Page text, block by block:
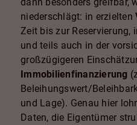
niederschlägt: in erzielten
Zeit bis zur Reservierung,
und teils auch in der
großzügigeren
Immobilienfinanzierung
Beleihungswert/
und Lage). Genau hier
Daten, die Eigentümer